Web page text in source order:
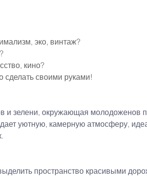
эко, винтаж?
кино?
своими руками!
и зелени, окружающая молодоженов
уютную, камерную атмосферу,
пространство красивыми